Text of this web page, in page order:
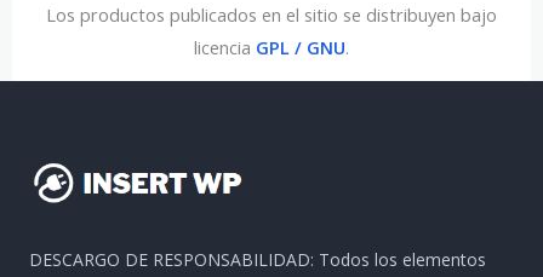
Los productos publicados en el sitio se distribuyen bajo
licencia GPL / GNU.
DESCARGO DE RESPONSABILIDAD: Todos los elementos